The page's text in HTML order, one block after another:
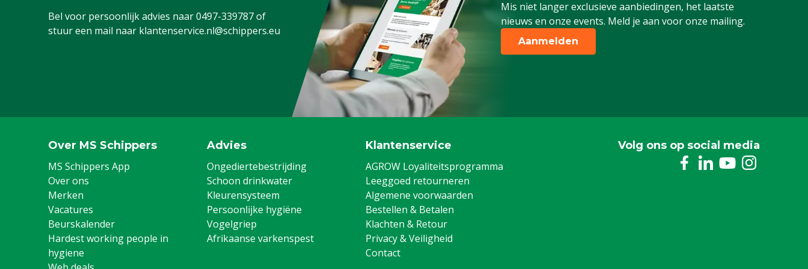
Diergroep
Rundvee, Varkens, Pluimvee, Schapen,
Geiten, Overig
Bel voor persoonlijk advies naar0497-339787of
stuur een mail naar klantenservice.nl@schippers.eu
Mis niet langer exclusieve aanbiedingen, het laatste
nieuws en onze events. Meld je aan voor onze mailing.
Aanmelden
Over MS Schippers
MS Schippers App
Over ons
Merken
Vacatures
Beurskalender
Hardest working people in
hygiene
Advies
Ongediertebestrijding
Schoon drinkwater
Kleurensysteem
Persoonlijke hygiëne
Vogelgriep
Afrikaanse varkenspest
Klantenservice
AGROW Loyaliteitsprogramma
Leeggoed retourneren
Algemene voorwaarden
Bestellen & Betalen
Klachten & Retour
Privacy & Veiligheid
Contact
Volg ons op social media